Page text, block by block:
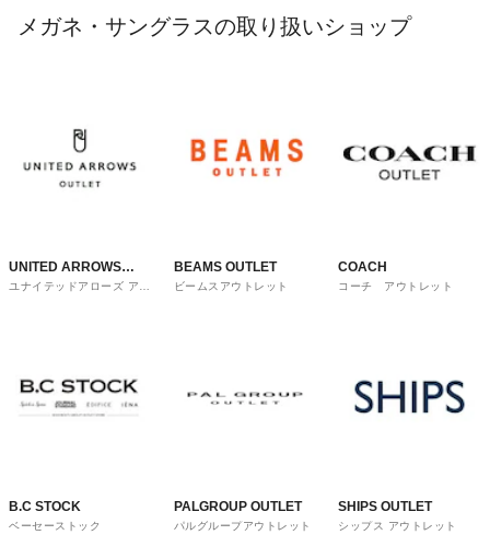
メガネ・サングラスの取り扱いショップ
UNITED ARROWS
OUTLET
ユナイテッドアローズ アウ
BEAMS OUTLET
ビームスアウトレット
COACH
コーチ アウトレット
B.C STOCK
ベーセーストック
PALGROUP OUTLET
パルグループアウトレット
SHIPS OUTLET
シップス アウトレット